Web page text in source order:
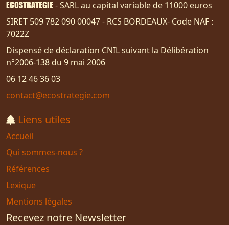
ECOSTRATEGIE - SARL au capital variable de 11000 euros
SIRET 509 782 090 00047 - RCS BORDEAUX- Code NAF :
7022Z
Dispensé de déclaration CNIL suivant la Délibération
n°2006-138 du 9 mai 2006
06 12 46 36 03
contact@ecostrategie.com
Liens utiles
Accueil
Qui sommes-nous ?
Références
Lexique
Mentions légales
Recevez notre Newsletter